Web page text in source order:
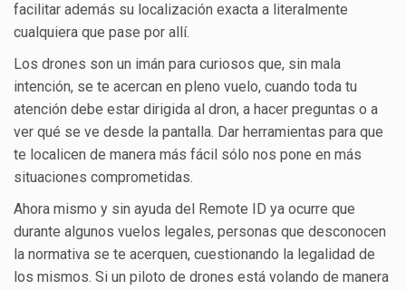
facilitar además su localización exacta a literalmente
cualquiera que pase por allí.
Los drones son un imán para curiosos que, sin mala
intención, se te acercan en pleno vuelo, cuando toda tu
atención debe estar dirigida al dron, a hacer preguntas o a
ver qué se ve desde la pantalla. Dar herramientas para que
te localicen de manera más fácil sólo nos pone en más
situaciones comprometidas.
Ahora mismo y sin ayuda del Remote ID ya ocurre que
durante algunos vuelos legales, personas que desconocen
la normativa se te acerquen, cuestionando la legalidad de
los mismos. Si un piloto de drones está volando de manera